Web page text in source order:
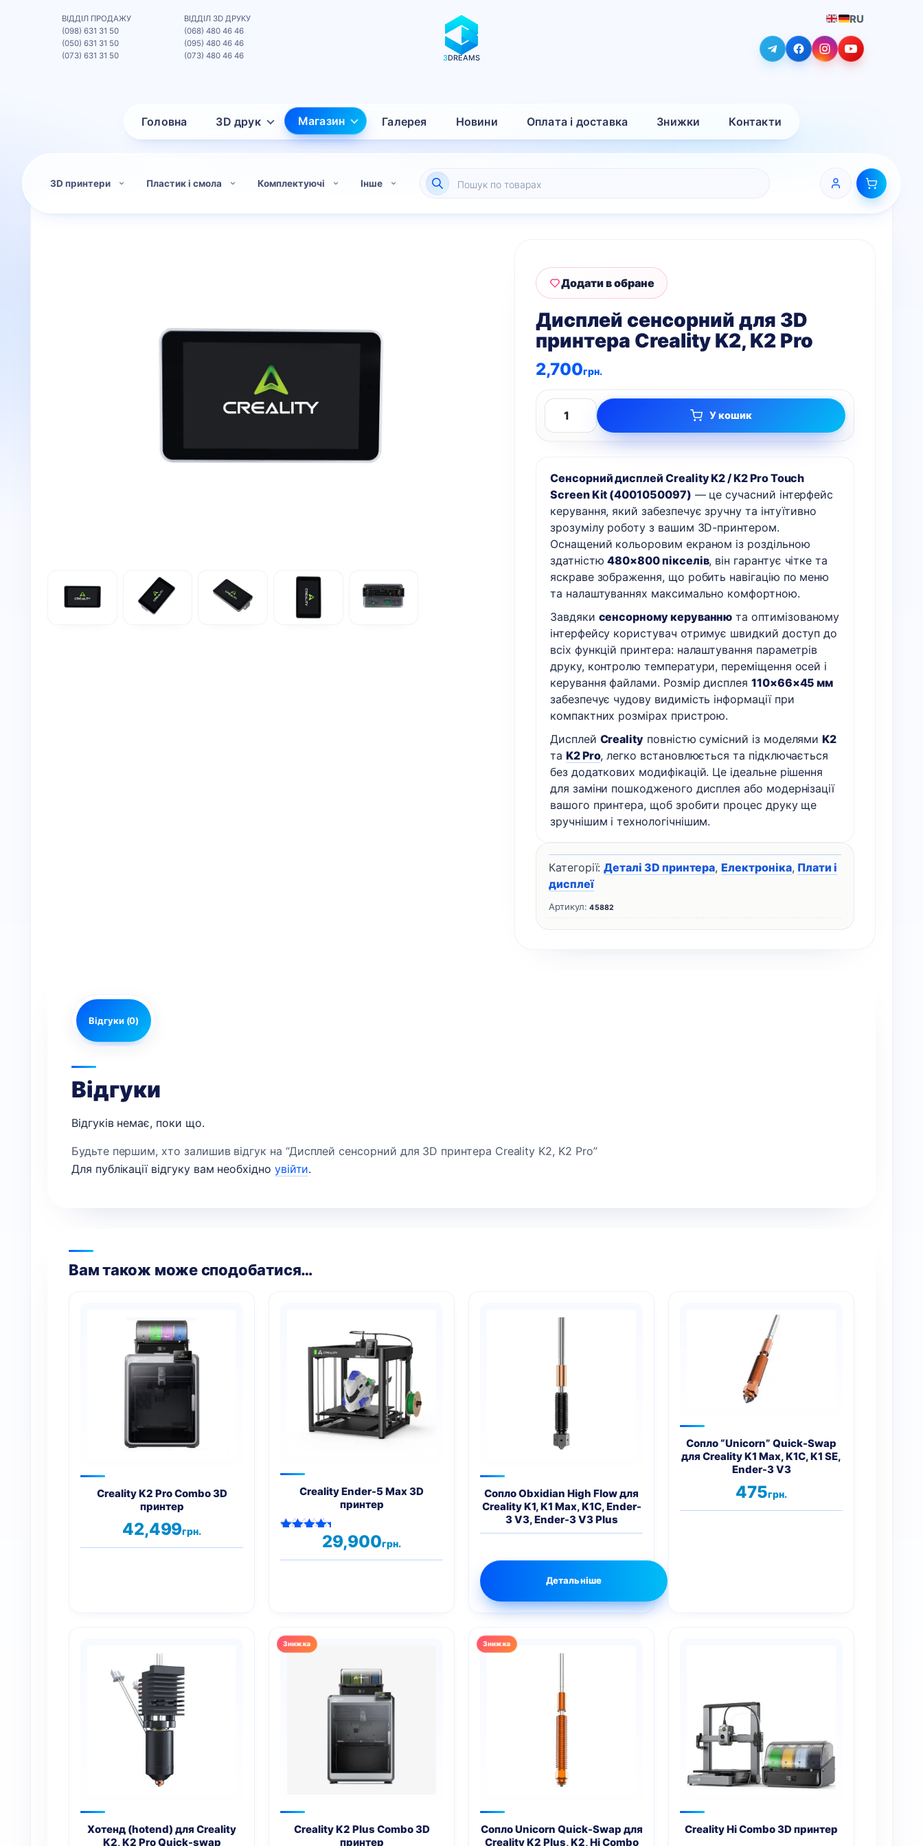
3DREAMS
Головна 3D друк Магазин Галерея Новини Оплата і доставка Знижки Контакти
ВІДДІЛ ПРОДАЖУ
(098) 631 31 50
(050) 631 31 50
(073) 631 31 50
ВІДДІЛ 3D ДРУКУ
(068) 480 46 46
(095) 480 46 46
(073) 480 46 46
RU
3D принтери Пластик і смола Комплектуючі Інше Пошук
Дисплей сенсорний для 3D
принтера Creality K2, K2 Pro
2,700грн.
Сенсорний дисплей Creality K2 / K2 Pro Touch
Screen Kit (4001050097) — це сучасний інтерфейс
керування, який забезпечує зручну та інтуїтивно
зрозумілу роботу з вашим 3D-принтером.
Оснащений кольоровим екраном із роздільною
здатністю480×800 пікселів, він гарантує чітке та
яскраве зображення, що робить навігацію по меню
та налаштуваннях максимально комфортною.
Завдяки сенсорному керуванню та оптимізованому
інтерфейсу користувач отримує швидкий доступ до
всіх функцій принтера: налаштування параметрів
друку, контролю температури, переміщення осей і
керування файлами. Розмір дисплея 110×66×45 мм
забезпечує чудову видимість інформації при
компактних розмірах пристрою.
Дисплей Creality повністю сумісний із моделямиK2
та K2 Pro, легко встановлюється та підключається
без додаткових модифікацій. Це ідеальне рішення
для заміни пошкодженого дисплея або модернізації
вашого принтера, щоб зробити процес друку ще
зручнішим і технологічнішим.
Дисплей
3D
принтера
Creality
K2,
Pro
кількість
У кошик
Додати в обране
Артикул:45882
Категорії:Деталі 3D принтера,Електроніка, Плати і
дисплеї
Відгуки (0)
Відгуки
Відгуків немає, поки що.
Будьте першим, хто залишив відгук на “Дисплей сенсорний для 3D принтера Creality K2, K2 Pro”
Для публікації відгуку вам необхідно увійти.
Вам також може сподобатися…
Creality K2 Pro Combo 3D
принтер
42,499грн.
Creality Ender-5 Max 3D
принтер
Оцінено в
з 5
29,900грн.
Сопло Obxidian High Flow для
Creality K1, K1 Max, K1C, Ender-
3 V3, Ender-3 V3 Plus
Детальніше
Сопло “Unicorn” Quick-Swap
для Creality K1 Max, K1C, K1 SE,
Ender-3 V3
475грн.
вибрати
на
сторінці
Хотенд (hotend) для Creality
K2, K2 Pro Quick-swap
Creality K2 Plus Combo 3D
принтер
Сопло Unicorn Quick-Swap для
Creality K2 Plus, K2, Hi Combo
Цей
товару
Creality Hi Combo 3D принтер